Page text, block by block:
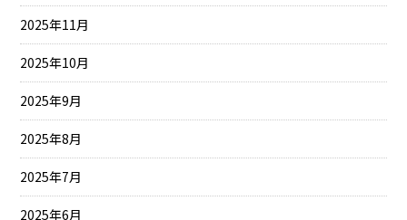
2025年11月
2025年10月
2025年9月
2025年8月
2025年7月
2025年6月